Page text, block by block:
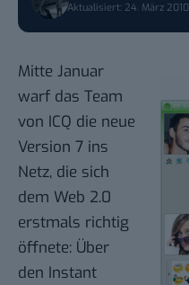
Aktualisiert: 24. März 2010
Mitte Januar
warf das Team
von ICQ die neue
Version 7 ins
Netz, die sich
dem Web 2.0
erstmals richtig
öffnete: Über
den Instant